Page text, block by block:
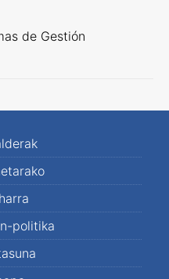
de Gestión
politika